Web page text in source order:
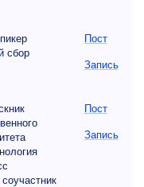
сбор
Пост
Запись
Пост
Запись